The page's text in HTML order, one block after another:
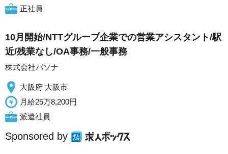
正社員
10月開始/NTTグループ企業での営業アシスタント/駅
近/残業なし/OA事務/一般事務
株式会社パソナ
大阪府 大阪市
月給25万8,200円
派遣社員
Sponsored by